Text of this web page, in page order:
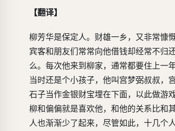
【翻译】
柳芳华是保定人。财雄一乡，又非常慷
宾客和朋友们常常向他借钱却经常不归
么。每次他来到柳家，通常都要住上一
当时还是个小孩子，他叫宫梦弼叔叔，
石子当作金银财宝埋在下面，以此做游
柳和偏偏就是喜欢他，和他的关系比和
人也渐渐少了起来，尽管如此，十几个